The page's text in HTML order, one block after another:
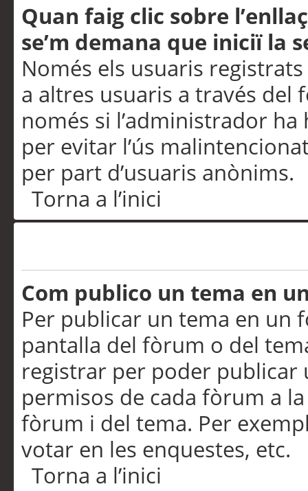
Quan faig clic sobre
se’m demana que iniciï la
Només els usuaris
a altres usuaris a través
només si l’administrador
per evitar l’ús
per part d’usuaris anònims.
Torna a l’inici
Com publico un tema en
Per publicar un tema en un
pantalla del fòrum o del
registrar per poder publicar
permisos de cada fòrum a
fòrum i del tema. Per
votar en les enquestes, etc.
Torna a l’inici